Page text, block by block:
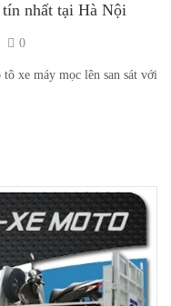
nhất tại Hà Nội
0
xe máy mọc lên san sát với